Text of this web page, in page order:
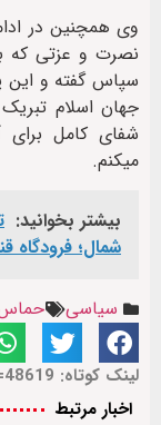
وی همچنین در
نصرت و عزتی که
سپاس گفته و این
جهان اسلام
شفای کامل برای
میکنم.
بیشتر بخوانید:
شمال؛ فرودگاه
سیاسی
لینک کوتاه: https://iraf.ir/?p=48619
اخبار مرتبط